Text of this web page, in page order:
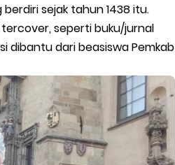
sejak tahun 1438 itu.
seperti buku/jurnal
dibantu dari beasiswa Pemkab